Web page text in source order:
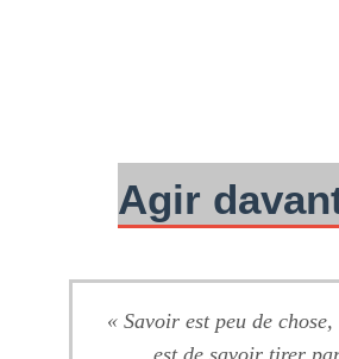
Agir
« Savoir est peu de chose,
est de savoir tirer